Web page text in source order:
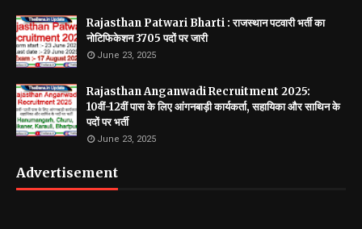
Rajasthan Patwari Bharti : राजस्थान पटवारी भर्ती का
नोटिफिकेशन 3705 पदों पर जारी
June 23, 2025
Rajasthan Anganwadi Recruitment 2025:
10वीं-12वीं पास के लिए आंगनबाड़ी कार्यकर्ता, सहायिका और साथिन के
पदों पर भर्ती
June 23, 2025
Advertisement